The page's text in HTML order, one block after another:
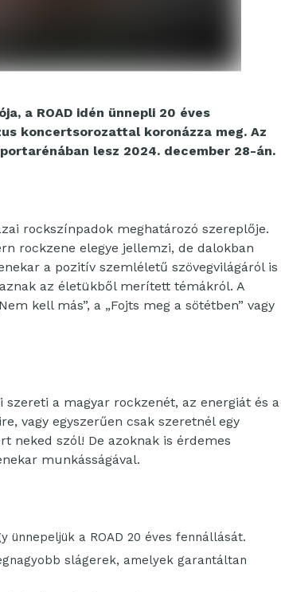
a ROAD idén ünnepli 20 éves
koncertsorozattal koronázza meg. Az
lesz 2024. december 28-án.
rockszínpadok meghatározó szereplője.
rockzene elegye jellemzi, de dalokban
a pozitív szemléletű szövegvilágáról is
az életükből merített témákról. A
kell más”, a „Fojts meg a sötétben” vagy
a magyar rockzenét, az energiát és a
vagy egyszerűen csak szeretnél egy
neked szól! De azoknak is érdemes
munkásságával.
ünnepeljük a ROAD 20 éves fennállását.
slágerek, amelyek garantáltan